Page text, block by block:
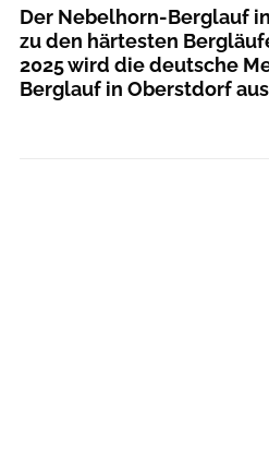
Der Nebelhorn-Berglauf
zu den härtesten
2025 wird die deutsche
Berglauf in Oberstdorf